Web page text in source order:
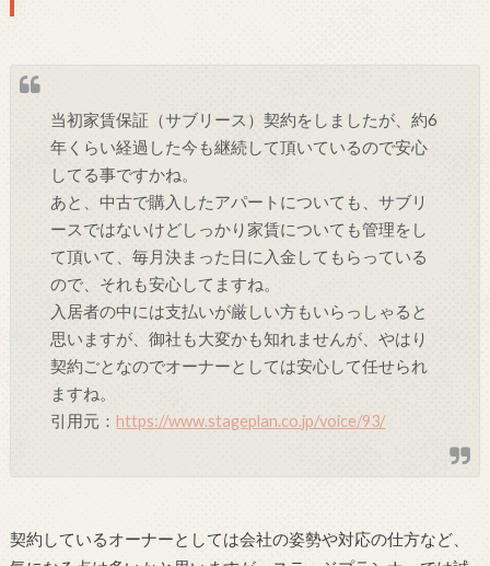
当初家賃保証（サブリース）契約をしましたが、約6
年くらい経過した今も継続して頂いているので安心
してる事ですかね。
あと、中古で購入したアパートについても、サブリ
ースではないけどしっかり家賃についても管理をし
て頂いて、毎月決まった日に入金してもらっている
ので、それも安心してますね。
入居者の中には支払いが厳しい方もいらっしゃると
思いますが、御社も大変かも知れませんが、やはり
契約ごとなのでオーナーとしては安心して任せられ
ますね。
引用元： https://www.stageplan.co.jp/voice/93/
契約しているオーナーとしては会社の姿勢や対応の仕方など、